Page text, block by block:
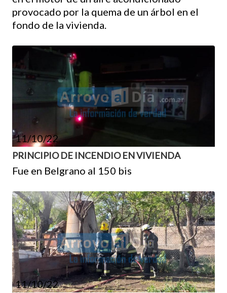
provocado por la quema de un árbol en el
fondo de la vivienda.
11/10/22
PRINCIPIO DE INCENDIO EN VIVIENDA
Fue en Belgrano al 150 bis
11/10/22